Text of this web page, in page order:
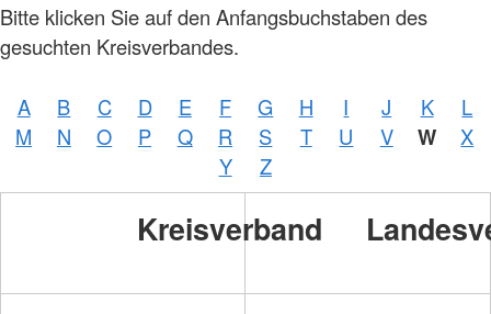
Bitte klicken Sie auf den Anfangsbuchstaben des
gesuchten Kreisverbandes.
A B C D E F G H I J K
L
M
N O P Q R S T U V W
X
Y
Z
Kreisverband
Foto:
Zelck /
GmbH